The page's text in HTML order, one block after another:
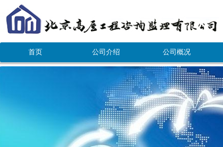
首页 公司介绍 公司概况